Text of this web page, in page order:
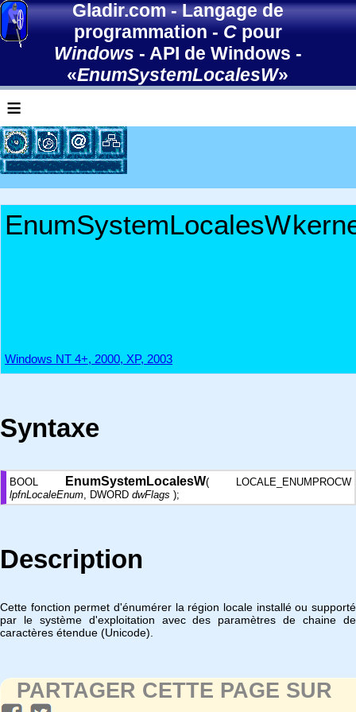
Gladir.com-Langage de
programmation-Cpour
Windows - API de Windows -
«EnumSystemLocalesW»
≡
EnumSystemLocalesW
Windows NT 4+, 2000, XP, 2003
Syntaxe
BOOL EnumSystemLocalesW( LOCALE_ENUMPROCW
lpfnLocaleEnum, DWORD dwFlags );
Description
Cette fonction permet d'énumérer la région locale installé ou supporté
par le système d'exploitation avec des paramètres de chaine de
caractères étendue (Unicode).
PARTAGER CETTE PAGE SUR